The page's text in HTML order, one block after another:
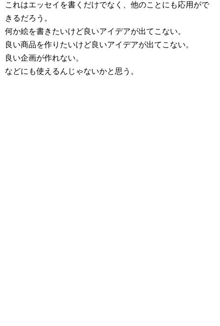
これはエッセイを書くだけでなく、他のことにも応用がで
きるだろう。
何か絵を書きたいけど良いアイデアが出てこない。
良い商品を作りたいけど良いアイデアが出てこない。
良い企画が作れない。
などにも使えるんじゃないかと思う。